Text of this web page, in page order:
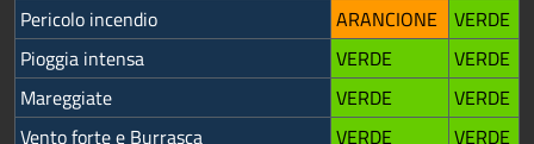
Pericolo incendio
ARANCIONE VERDE
Pioggia intensa
VERDE
VERDE
Mareggiate
VERDE
VERDE
Vento forte e Burrasca
VERDE VERDE